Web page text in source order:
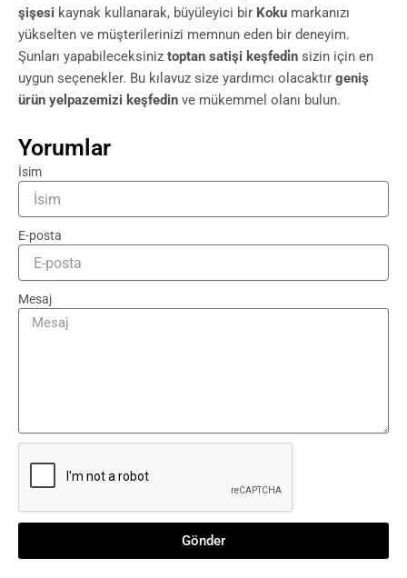
şişesi kaynak kullanarak, büyüleyici bir Koku markanızı
yükselten ve müşterilerinizi memnun eden bir deneyim.
Şunları yapabileceksiniz toptan satişi keşfedi̇n sizin için en
uygun seçenekler. Bu kılavuz size yardımcı olacaktır geniş
ürün yelpazemizi keşfedin ve mükemmel olanı bulun.
Yorumlar
İsim
E-posta
Mesaj
Gönder